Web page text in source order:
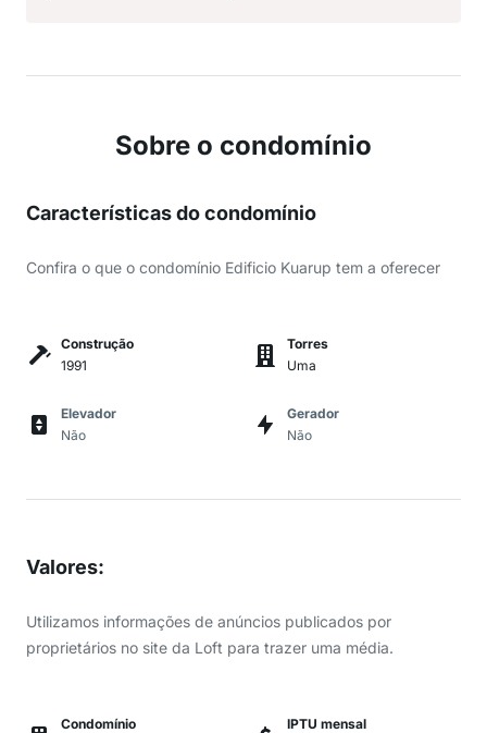
Sobre o condomínio
Características do condomínio
Confira o que o condomínio Edificio Kuarup tem a oferecer
Construção
1991
Torres
Uma
Elevador
Não
Gerador
Não
Valores:
Utilizamos informações de anúncios publicados por
proprietários no site da Loft para trazer uma média.
Condomínio
IPTU mensal